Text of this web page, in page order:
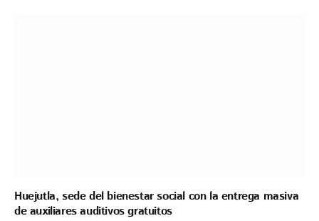
Huejutla, sede del bienestar social con la entrega masiva
de auxiliares auditivos gratuitos